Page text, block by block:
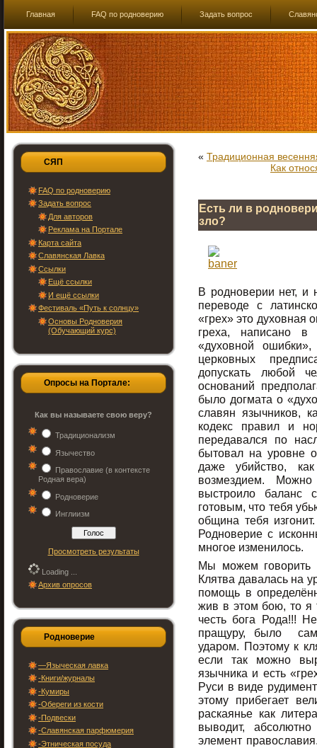
Главная FAQ по родноверию Задать вопрос
СЯП
FAQ по родноверию
Задать вопрос
Для авторов
Реклама на Портале
Карта сайта
Славянская Лавка
Ссылки
Ещё ссылки
И ещё ссылки
Фестиваль «Путь к солнцу»
Основы Родноверия
(Обучающий курс)
Опросы на Портале:
Как вы называете свою веру?
Традиционализм
Язычество
Православие (в контексте
Родная вера)
Родноверие
Инглиизм
Просмотреть результаты
Loading ...
Архив опросов
Родноверие
—Языческая лавка
-Книги/журналы
-Кумиры
-Обереги из кости
-Подвески
-Славянская парфюмерия
-Этническая посуда
« Традиционная
Как
Есть ли в
зло?
В родноверии нет, и
переводе с
«грех» это духовная
греха, написано
«духовной
церковных
допускать любой
оснований
было догмата о
славян язычников,
кодекс правил и
передавался по
бытовал на уровне
даже убийство,
возмездием.
выстроило баланс
готовым, что тебя
община тебя
Родноверие с
многое изменилось.
Мы можем говорить
Клятва давалась на
помощь в
жив в этом бою, то я
честь бога Рода!!!
пращуру, было
ударом. Поэтому к
если так можно
язычника и есть
Руси в виде
этому прибегает
раскаянье как
выводит,
элемент